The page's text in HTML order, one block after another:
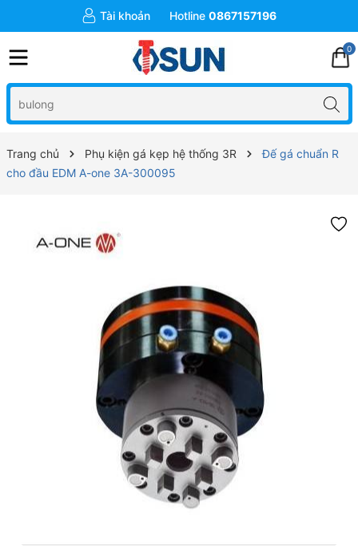
Tài khoản Hotline 0867157196
0
Trang chủ Phụ kiện gá kẹp hệ thống 3R
Đế gá chuẩn R
cho đầu EDM A-one 3A-300095